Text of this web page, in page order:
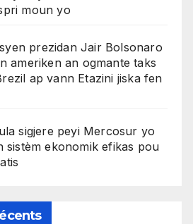
moun yo
prezidan Jair Bolsonaro
ameriken an ogmante taks
ap vann Etazini jiska fen
sigjere peyi Mercosur yo
sistèm ekonomik efikas pou